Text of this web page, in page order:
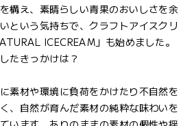
構え、素晴らしい青果のおいしさを余
という気持ちで、クラフトアイスクリ
ICECREAM」も始めました。
たきっかけは？
素材や環境に負荷をかけたり不自然を
、自然が育んだ素材の純粋な味わいを